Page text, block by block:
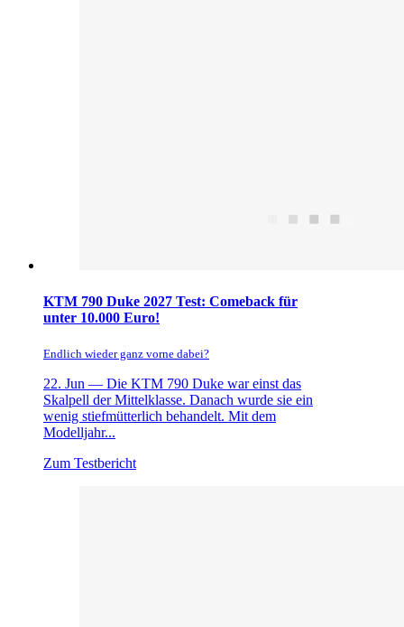
KTM 790 Duke 2027 Test: Comeback für
unter 10.000 Euro!
Endlich wieder ganz vorne dabei?
22. Jun — Die KTM 790 Duke war einst das
Skalpell der Mittelklasse. Danach wurde sie ein
wenig stiefmütterlich behandelt. Mit dem
Modelljahr...
Zum Testbericht